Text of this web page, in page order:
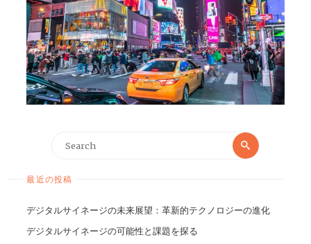
最近の投稿
デジタルサイネージの未来展望：革新的テクノロジーの進化
デジタルサイネージの可能性と課題を探る